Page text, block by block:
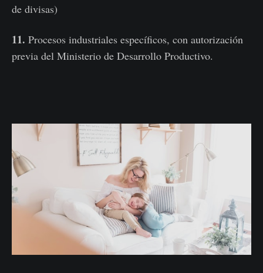
de divisas)
11. Procesos industriales específicos, con autorización
previa del Ministerio de Desarrollo Productivo.